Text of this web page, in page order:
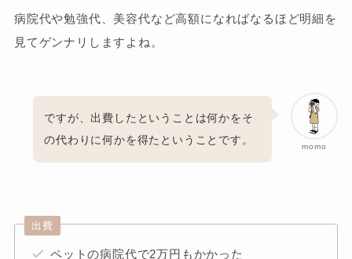
病院代や勉強代、美容代など高額になればなるほど明細を
見てゲンナリしますよね。
momo
ですが、出費したということは何かをそ
の代わりに何かを得たということです。
出費
ペットの病院代で2万円もかかった